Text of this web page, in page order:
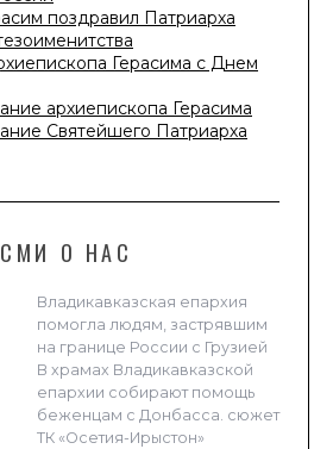
поздравил Патриарха
Герасима с Днем
архиепископа Герасима
Святейшего Патриарха
СМИ О НАС
Владикавказская епархия
помогла людям, застрявшим
на границе России с Грузией
В храмах Владикавказской
епархии собирают помощь
беженцам с Донбасса. сюжет
ТК «Осетия-Ирыстон»